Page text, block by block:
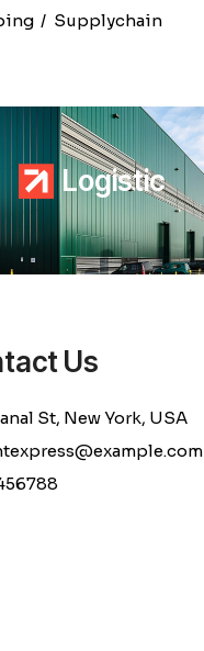
Supplychain
Logistic
Us
St, New York, USA